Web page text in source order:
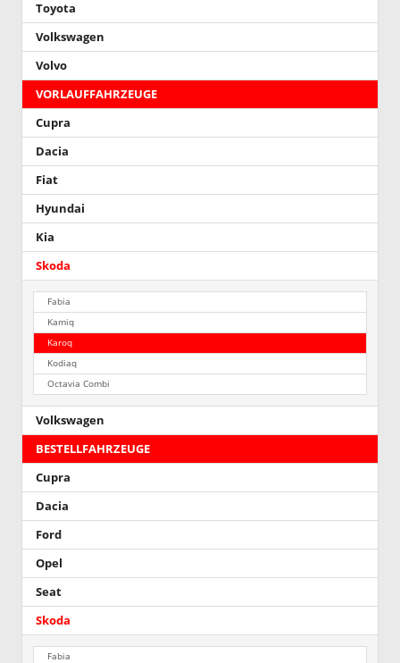
Toyota
Volkswagen
Volvo
VORLAUFFAHRZEUGE
Cupra
Dacia
Fiat
Hyundai
Kia
Skoda
Fabia
Kamiq
Karoq
Kodiaq
Octavia Combi
Volkswagen
BESTELLFAHRZEUGE
Cupra
Dacia
Ford
Opel
Seat
Skoda
Fabia